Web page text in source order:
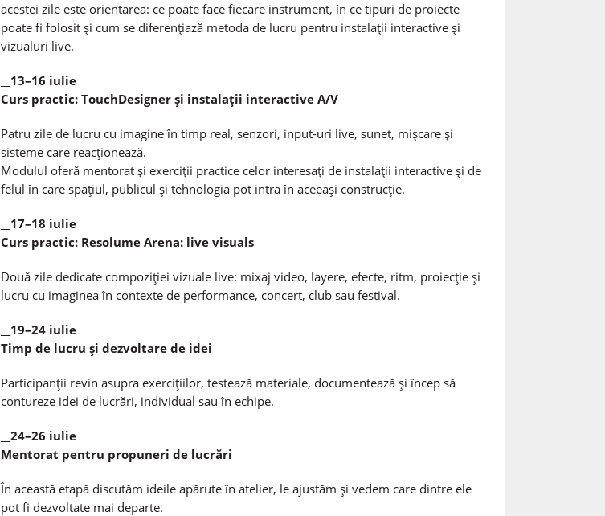
acestei zile este orientarea: ce poate face fiecare instrument, în ce tipuri de proiecte
poate fi folosit și cum se diferențiază metoda de lucru pentru instalații interactive și
vizualuri live.
__13–16 iulie
Curs practic: TouchDesigner și instalații interactive A/V
Patru zile de lucru cu imagine în timp real, senzori, input-uri live, sunet, mișcare și
sisteme care reacționează.
Modulul oferă mentorat și exerciții practice celor interesați de instalații interactive și de
felul în care spațiul, publicul și tehnologia pot intra în aceeași construcție.
__17–18 iulie
Curs practic: Resolume Arena: live visuals
Două zile dedicate compoziției vizuale live: mixaj video, layere, efecte, ritm, proiecție și
lucru cu imaginea în contexte de performance, concert, club sau festival.
__19–24 iulie
Timp de lucru și dezvoltare de idei
Participanții revin asupra exercițiilor, testează materiale, documentează și încep să
contureze idei de lucrări, individual sau în echipe.
__24–26 iulie
Mentorat pentru propuneri de lucrări
În această etapă discutăm ideile apărute în atelier, le ajustăm și vedem care dintre ele
pot fi dezvoltate mai departe.